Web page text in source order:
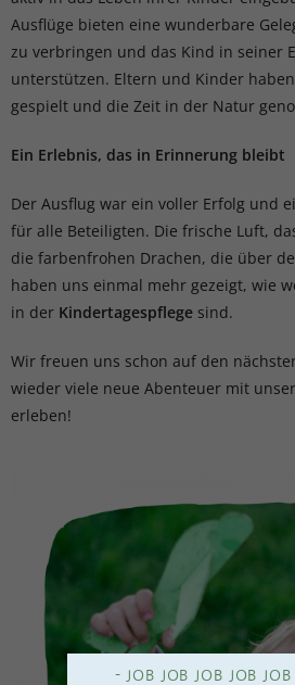
Ausflüge bieten eine wunderbare
zu verbringen und das Kind in seiner
unterstützen. Eltern und Kinder
gespielt und die Zeit in der Natur
Ein Erlebnis, das in Erinnerung bleibt
Der Ausflug war ein voller Erfolg und
für alle Beteiligten. Die frische Luft,
die farbenfrohen Drachen, die über
haben uns einmal mehr gezeigt, wie
in der Kindertagespflege sind.
Wir freuen uns schon auf den
wieder viele neue Abenteuer mit
erleben!
- JOB JOB JOB JOB